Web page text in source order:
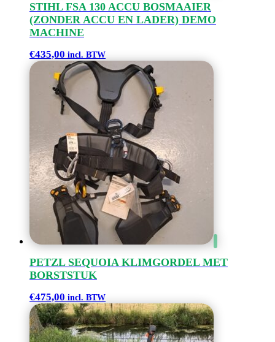
STIHL FSA 130 ACCU BOSMAAIER
(ZONDER ACCU EN LADER) DEMO
MACHINE
€435,00 incl. BTW
PETZL SEQUOIA KLIMGORDEL MET
BORSTSTUK
€475,00 incl. BTW